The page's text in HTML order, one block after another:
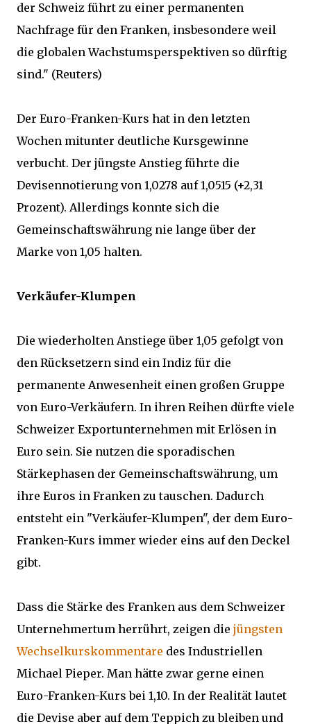
der Schweiz führt zu einer permanenten
Nachfrage für den Franken, insbesondere weil
die globalen Wachstumsperspektiven so dürftig
sind." (Reuters)
Der Euro-Franken-Kurs hat in den letzten
Wochen mitunter deutliche Kursgewinne
verbucht. Der jüngste Anstieg führte die
Devisennotierung von 1,0278 auf 1,0515 (+2,31
Prozent). Allerdings konnte sich die
Gemeinschaftswährung nie lange über der
Marke von 1,05 halten.
Verkäufer-Klumpen
Die wiederholten Anstiege über 1,05 gefolgt von
den Rücksetzern sind ein Indiz für die
permanente Anwesenheit einen großen Gruppe
von Euro-Verkäufern. In ihren Reihen dürfte viele
Schweizer Exportunternehmen mit Erlösen in
Euro sein. Sie nutzen die sporadischen
Stärkephasen der Gemeinschaftswährung, um
ihre Euros in Franken zu tauschen. Dadurch
entsteht ein "Verkäufer-Klumpen", der dem Euro-
Franken-Kurs immer wieder eins auf den Deckel
gibt.
Dass die Stärke des Franken aus dem Schweizer
Unternehmertum herrührt, zeigen die jüngsten
Wechselkurskommentare des Industriellen
Michael Pieper. Man hätte zwar gerne einen
Euro-Franken-Kurs bei 1,10. In der Realität lautet
die Devise aber auf dem Teppich zu bleiben und